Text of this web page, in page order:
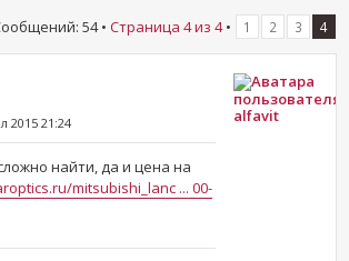
54 • Страница 4из 4• 1 2 3 4
2015 21:24
найти, да и цена на
mitsubishi_lanc ... 00-
alfavit